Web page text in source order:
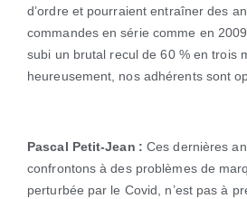
d’ordre et pourraient entraîner des
commandes en série comme en
subi un brutal recul de 60 % en trois
heureusement, nos adhérents sont
Pascal Petit-Jean : Ces dernières
confrontons à des problèmes de
perturbée par le Covid, n’est pas à